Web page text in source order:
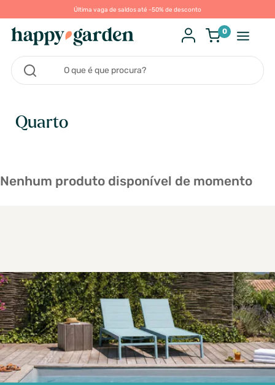
Última vaga de saldos até -50% de desconto
0
Quarto
Nenhum produto disponível de momento